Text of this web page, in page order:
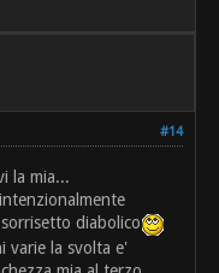
#14
la mia...
diabolico
varie la svolta e'